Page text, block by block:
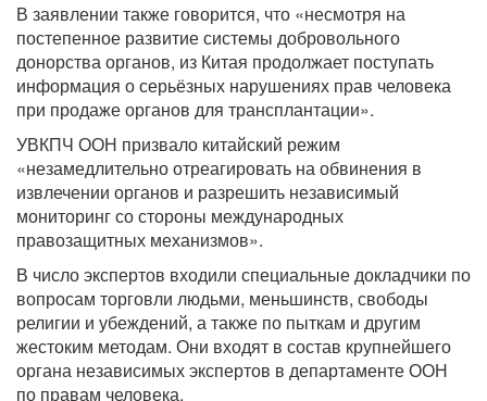
В заявлении также говорится, что «несмотря на
постепенное развитие системы добровольного
донорства органов, из Китая продолжает поступать
информация о серьёзных нарушениях прав человека
при продаже органов для трансплантации».
УВКПЧ ООН призвало китайский режим
«незамедлительно отреагировать на обвинения в
извлечении органов и разрешить независимый
мониторинг со стороны международных
правозащитных механизмов».
В число экспертов входили специальные докладчики по
вопросам торговли людьми, меньшинств, свободы
религии и убеждений, а также по пыткам и другим
жестоким методам. Они входят в состав крупнейшего
органа независимых экспертов в департаменте ООН
по правам человека.